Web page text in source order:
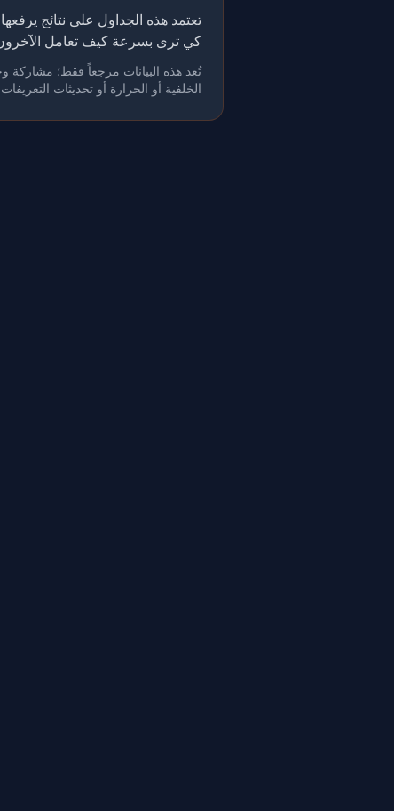
كي ترى بسرعة كيف تعامل
الخلفية أو الحرارة أو تحديثات